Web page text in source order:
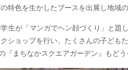
特色を生かしたブースを出展し地域
生が「マンガでヘン顔づくり」と題
ショップを行い、たくさんの子ども
『まちなかスクエアガーデン』もどう